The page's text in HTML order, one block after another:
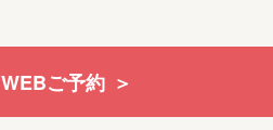
WEBご予約